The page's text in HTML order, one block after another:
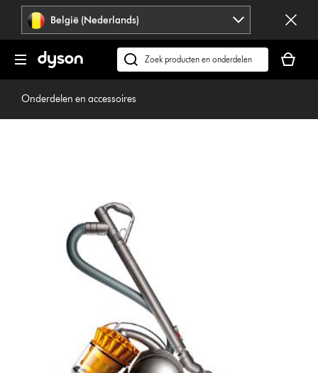
Navigatie
overslaan
België (Nederlands)
Zoek
op
dyson.be
is
Onderdelen en accessoires